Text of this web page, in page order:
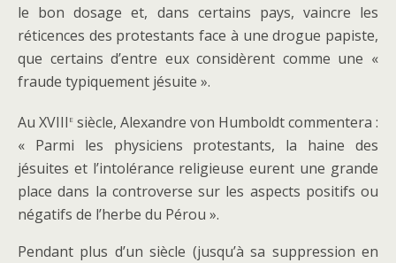
le bon dosage et, dans certains pays, vaincre les
réticences des protestants face à une drogue papiste,
que certains d’entre eux considèrent comme une «
fraude typiquement jésuite ».
Au XVIIIe siècle, Alexandre von Humboldt commentera :
« Parmi les physiciens protestants, la haine des
jésuites et l’intolérance religieuse eurent une grande
place dans la controverse sur les aspects positifs ou
négatifs de l’herbe du Pérou ».
Pendant plus d’un siècle (jusqu’à sa suppression en